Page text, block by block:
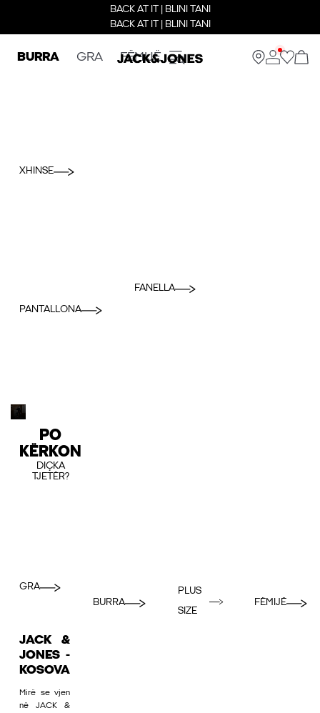
BACK AT IT | BLINI TANI
BACK AT IT | BLINI TANI
BURRA GRA FËMIJË
XHINSE
PANTALLONA
FANELLA
PO
KËRKON
DIÇKA
TJETËR?
GRA
BURRA
PLUS
SIZE
FËMIJË
JACK &
JONES -
KOSOVA
Mirë se vjen
në JACK &